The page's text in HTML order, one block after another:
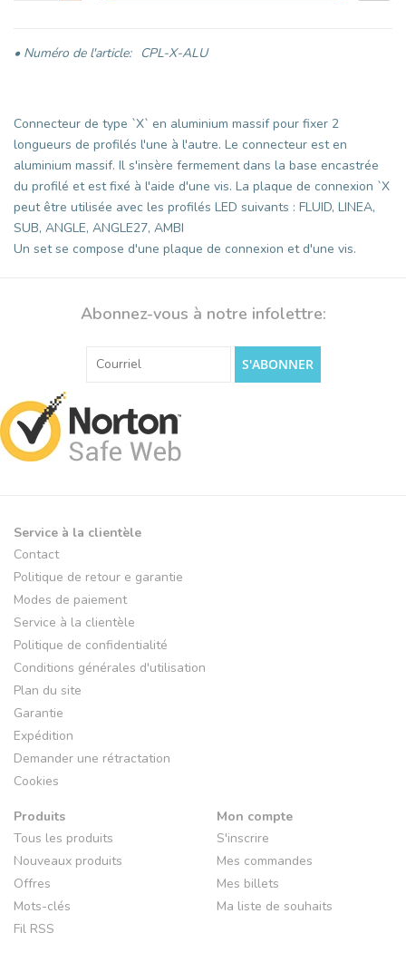
• Numéro de l'article: CPL-X-ALU
Connecteur de type `X` en aluminium massif pour fixer 2
longueurs de profilés l'une à l'autre. Le connecteur est en
aluminium massif. Il s'insère fermement dans la base encastrée
du profilé et est fixé à l'aide d'une vis. La plaque de connexion `X
peut être utilisée avec les profilés LED suivants : FLUID, LINEA,
SUB, ANGLE, ANGLE27, AMBI
Un set se compose d'une plaque de connexion et d'une vis.
Abonnez-vous à notre infolettre:
S'ABONNER
Service à la clientèle
Contact
Politique de retour e garantie
Modes de paiement
Service à la clientèle
Politique de confidentialité
Conditions générales d'utilisation
Plan du site
Garantie
Expédition
Demander une rétractation
Cookies
Produits
Tous les produits
Nouveaux produits
Offres
Mots-clés
Fil RSS
Mon compte
S'inscrire
Mes commandes
Mes billets
Ma liste de souhaits